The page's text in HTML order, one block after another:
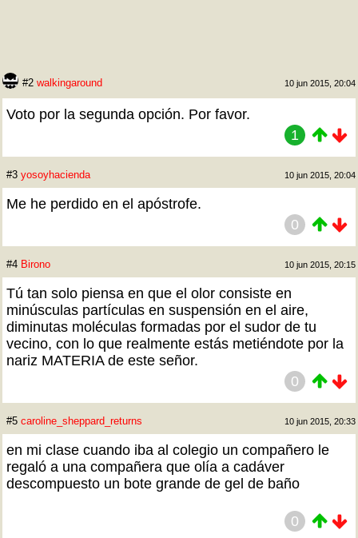
#2 walkingaround 10 jun 2015, 20:04
Voto por la segunda opción. Por favor.
1
#3 yosoyhacienda 10 jun 2015, 20:04
Me he perdido en el apóstrofe.
0
#4 Birono 10 jun 2015, 20:15
Tú tan solo piensa en que el olor consiste en
minúsculas partículas en suspensión en el aire,
diminutas moléculas formadas por el sudor de tu
vecino, con lo que realmente estás metiéndote por la
nariz MATERIA de este señor.
0
#5 caroline_sheppard_returns 10 jun 2015, 20:33
en mi clase cuando iba al colegio un compañero le
regaló a una compañera que olía a cadáver
descompuesto un bote grande de gel de baño
0